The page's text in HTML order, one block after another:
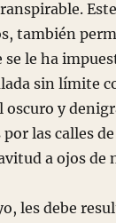
también
le ha
sin límite
y
las calles
a ojos de
debe